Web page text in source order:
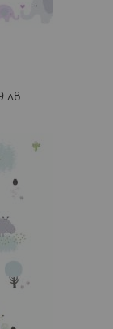
лв.